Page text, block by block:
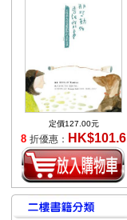
定價127.00元
8 折優惠： HK$101.6